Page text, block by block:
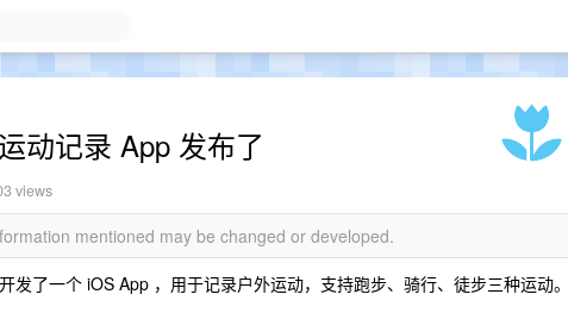
动记录 App 发布了
views
mentioned may be changed or developed.
了一个 iOS App ，用于记录户外运动，支持跑步、骑行、徒步三种运动。